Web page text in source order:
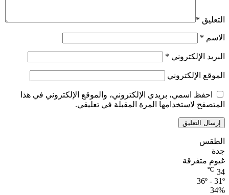
التعليق *
الاسم *
البريد الإلكتروني *
الموقع الإلكتروني
احفظ اسمي، بريدي الإلكتروني، والموقع الإلكتروني في هذا
المتصفح لاستخدامها المرة المقبلة في تعليقي.
الطقس
جدة
غيوم متفرقة
34
℃
36º - 31º
34%